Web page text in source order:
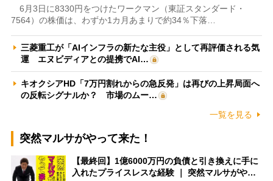
6月3日に8330円をつけたワークマン（東証スタンダード・
7564）の株価は、わずか1カ月あまりで約34％下落…
三菱重工が「AIインフラの新たな主役」として再評価される気
運 エヌビディアとの提携でAI…
キオクシアHD「7万円割れからの急反発」は再びの上昇局面へ
の反転シグナルか？ 市場のムー…
一覧を見る
突然マルサがやって来た！
【最終回】1億6000万円の負債と引き換えに手に
入れたプライスレスな経験 ｜ 突然マルサがや…